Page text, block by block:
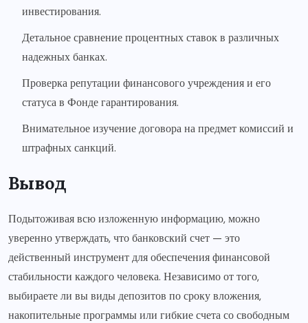
инвестирования.
Детальное сравнение процентных ставок в различных
надежных банках.
Проверка репутации финансового учреждения и его
статуса в Фонде гарантирования.
Внимательное изучение договора на предмет комиссий и
штрафных санкций.
Вывод
Подытоживая всю изложенную информацию, можно
уверенно утверждать, что банковский счет — это
действенный инструмент для обеспечения финансовой
стабильности каждого человека. Независимо от того,
выбираете ли вы виды депозитов по сроку вложения,
накопительные программы или гибкие счета со свободным